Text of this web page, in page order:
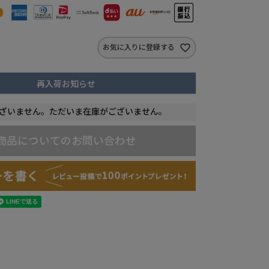
お気に入りに登録する
再入荷お知らせ
いません。ただいま在庫がございません。
品についてのお問い合わせ